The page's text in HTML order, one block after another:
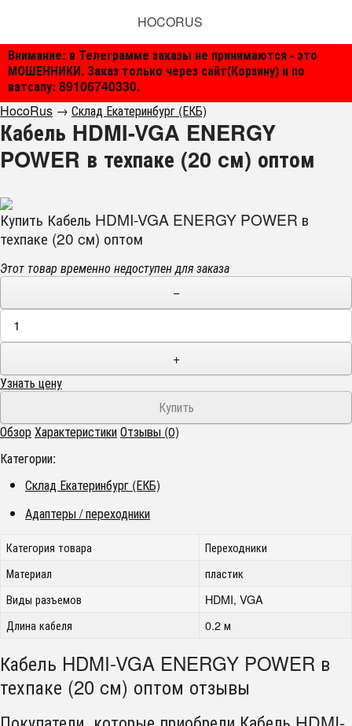
Внимание: в Телеграмме заказы не принимаются - это
МОШЕННИКИ. Заказ только через сайт(Корзину) и по
ватсапу: 89106740330.
HOCORUS
HocoRus → Склад Екатеринбург (ЕКБ)
Кабель HDMI-VGA ENERGY
POWER в техпаке (20 cм) оптом
Купить Кабель HDMI-VGA ENERGY POWER в
техпаке (20 cм) оптом
Этот товар временно недоступен для заказа
−
+
Узнать цену
ОбзорХарактеристикиОтзывы (0)
Категории:
Склад Екатеринбург (ЕКБ)
Адаптеры / переходники
Категория товара
Переходники
Материал
пластик
Виды разъемов
HDMI, VGA
Длина кабеля
0.2 м
Кабель HDMI-VGA ENERGY POWER в
техпаке (20 cм) оптом отзывы